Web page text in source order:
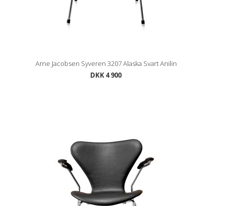
Arne Jacobsen Syveren 3207 Alaska Svart Anilin
DKK 4 900